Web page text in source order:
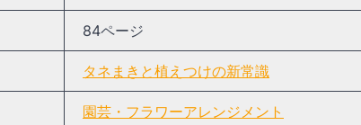
84ページ
タネまきと植えつけの新常識
園芸・フラワーアレンジメント